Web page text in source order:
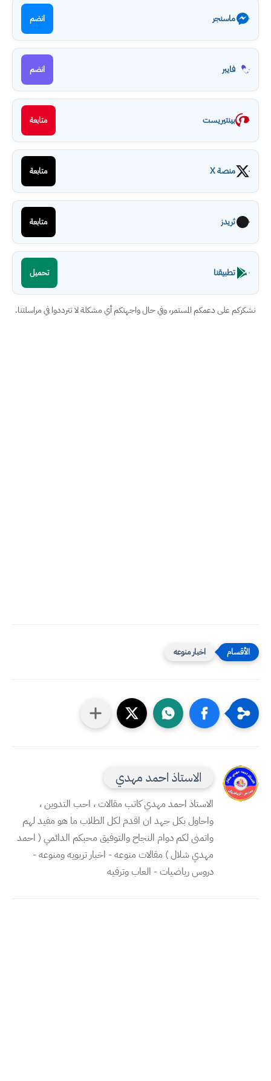
ماسنجر انضم
فايبر انضم
بينتيريست متابعة
منصة X متابعة
ثريدز متابعة
تطبيقنا تحميل
نشكركم على دعمكم المستمر، وفي حال واجهتكم أي مشكلة لا تترددوا في مراسلتنا.
اخبار منوعه
الاستاذ احمد مهدي
الاستاذ احمد مهدي كاتب مقالات ، احب التدوين ،
واحاول بكل جهد ان اقدم لكل الطلاب ما هو مفيد لهم
واتمنى لكم دوام النجاح والتوفيق محبكم الدائمي ( احمد
مهدي شلال ) مقالات منوعه - اخبار تربويه ومنوعه -
دروس رياضيات - العاب وترفيه